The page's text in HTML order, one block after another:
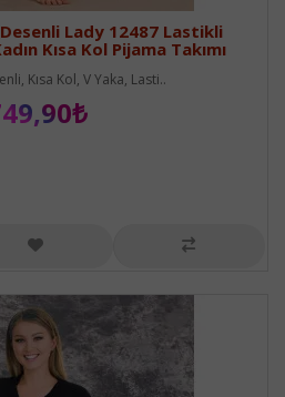
Lady 12487 Lastikli
Kısa Kol Pijama Takımı
Kısa Kol, V Yaka, Lasti..